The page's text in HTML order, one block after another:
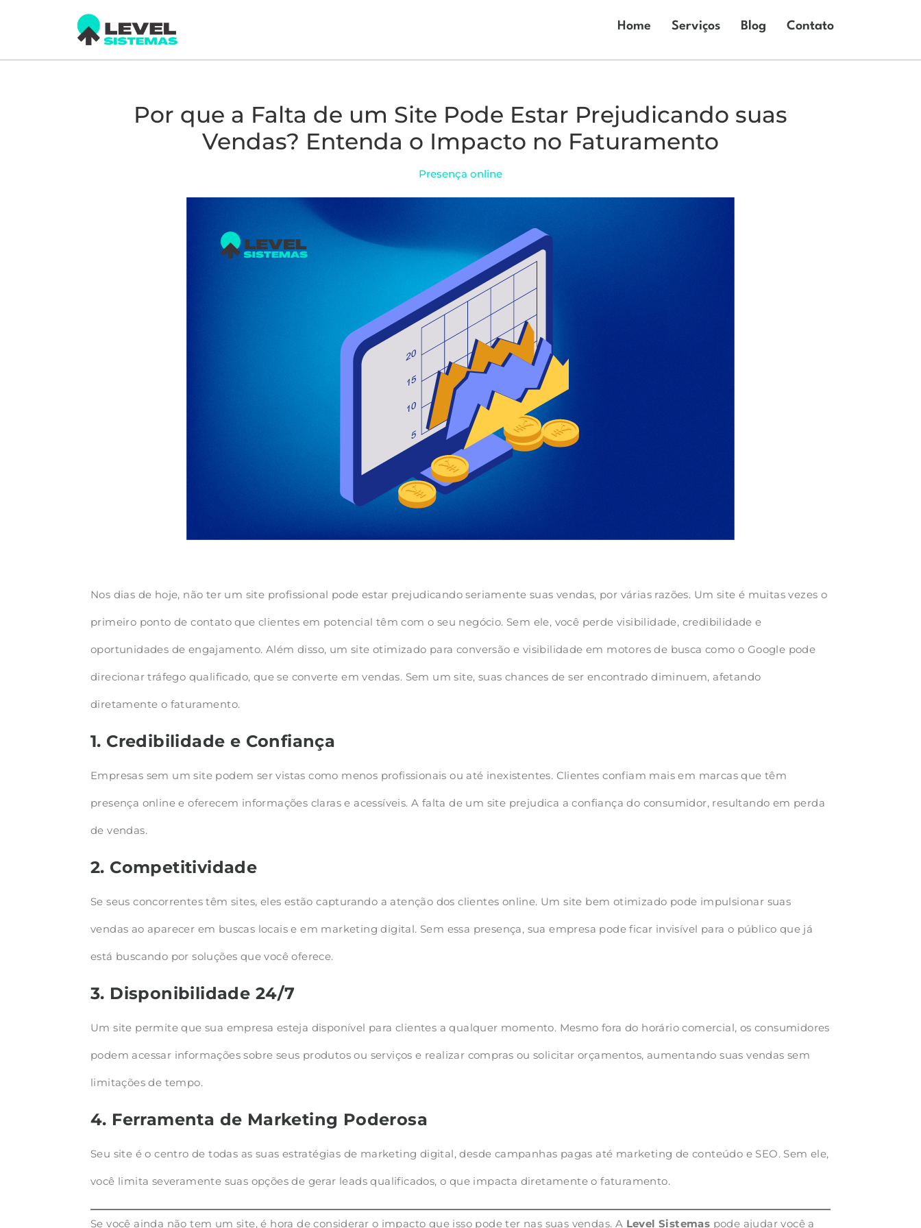
Home Serviços Blog Contato
Por que a Falta de um Site Pode Estar Prejudicando suas
Vendas? Entenda o Impacto no Faturamento
Presença online
Nos dias de hoje, não ter um site profissional pode estar prejudicando seriamente suas vendas, por várias razões. Um site é muitas vezes o
primeiro ponto de contato que clientes em potencial têm com o seu negócio. Sem ele, você perde visibilidade, credibilidade e
oportunidades de engajamento. Além disso, um site otimizado para conversão e visibilidade em motores de busca como o Google pode
direcionar tráfego qualificado, que se converte em vendas. Sem um site, suas chances de ser encontrado diminuem, afetando
diretamente o faturamento.
1. Credibilidade e Confiança
Empresas sem um site podem ser vistas como menos profissionais ou até inexistentes. Clientes confiam mais em marcas que têm
presença online e oferecem informações claras e acessíveis. A falta de um site prejudica a confiança do consumidor, resultando em perda
de vendas.
2. Competitividade
Se seus concorrentes têm sites, eles estão capturando a atenção dos clientes online. Um site bem otimizado pode impulsionar suas
vendas ao aparecer em buscas locais e em marketing digital. Sem essa presença, sua empresa pode ficar invisível para o público que já
está buscando por soluções que você oferece.
3. Disponibilidade 24/7
Um site permite que sua empresa esteja disponível para clientes a qualquer momento. Mesmo fora do horário comercial, os consumidores
podem acessar informações sobre seus produtos ou serviços e realizar compras ou solicitar orçamentos, aumentando suas vendas sem
limitações de tempo.
4. Ferramenta de Marketing Poderosa
Seu site é o centro de todas as suas estratégias de marketing digital, desde campanhas pagas até marketing de conteúdo e SEO. Sem ele,
você limita severamente suas opções de gerar leads qualificados, o que impacta diretamente o faturamento.
Se você ainda não tem um site, é hora de considerar o impacto que isso pode ter nas suas vendas. A Level Sistemas pode ajudar você a